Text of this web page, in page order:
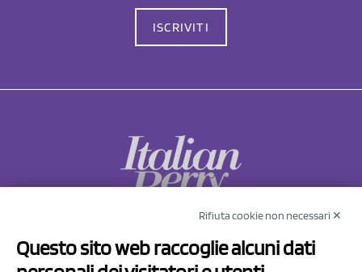
ISCRIVITI
Via Prov.le Sassuolo Vignola 315/1
Rifiuta cookie non necessari ✕
Questo sito web raccoglie alcuni dati